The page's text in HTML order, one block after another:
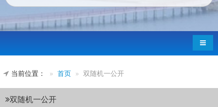
导航
当前位置： 首页 双随机一公开
双随机一公开